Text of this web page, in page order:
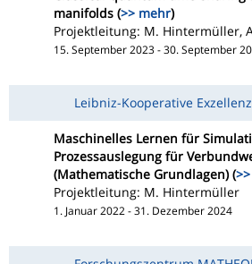
manifolds (>> mehr)
Projektleitung: M. Hintermüller,
15. September 2023 - 30. September
Leibniz-Kooperative Exzellenz
Maschinelles Lernen für
Prozessauslegung für
(Mathematische Grundlagen) (
Projektleitung: M. Hintermüller
1. Januar 2022 - 31. Dezember 2024